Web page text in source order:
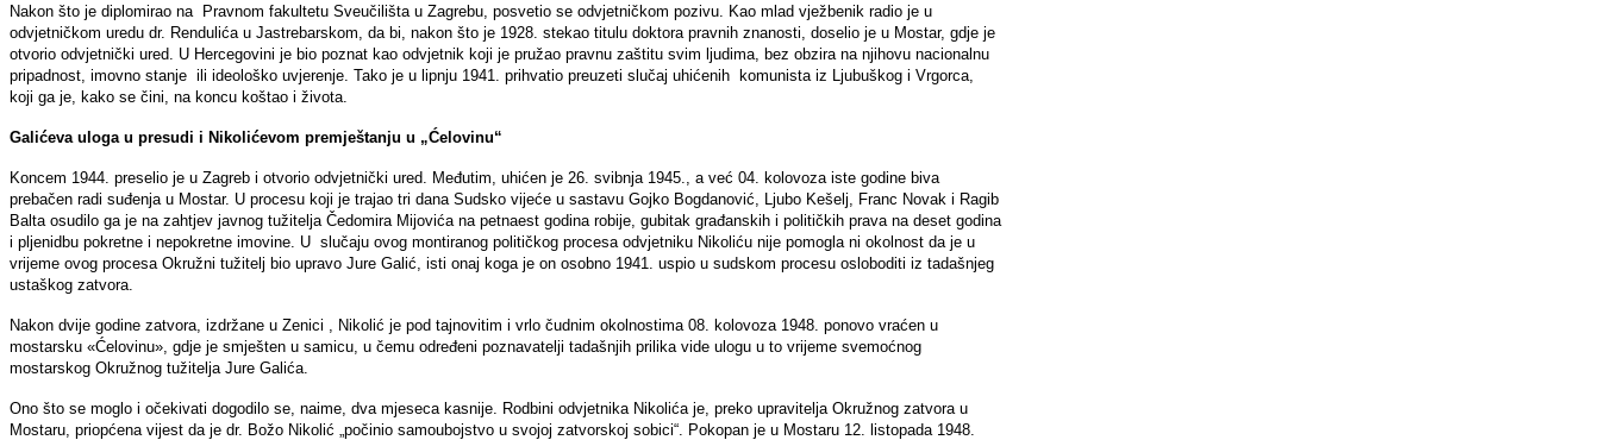
Nakon što je diplomirao na Pravnom fakultetu Sveučilišta u Zagrebu, posvetio se odvjetničkom pozivu. Kao mlad vježbenik radio je u
odvjetničkom uredu dr. Rendulića u Jastrebarskom, da bi, nakon što je 1928. stekao titulu doktora pravnih znanosti, doselio je u Mostar, gdje je
otvorio odvjetnički ured. U Hercegovini je bio poznat kao odvjetnik koji je pružao pravnu zaštitu svim ljudima, bez obzira na njihovu nacionalnu
pripadnost, imovno stanje ili ideološko uvjerenje. Tako je u lipnju 1941. prihvatio preuzeti slučaj uhićenih komunista iz Ljubuškog i Vrgorca,
koji ga je, kako se čini, na koncu koštao i života.
Galićeva uloga u presudi i Nikolićevom premještanju u „Ćelovinu“
Koncem 1944. preselio je u Zagreb i otvorio odvjetnički ured. Međutim, uhićen je 26. svibnja 1945., a već 04. kolovoza iste godine biva
prebačen radi suđenja u Mostar. U procesu koji je trajao tri dana Sudsko vijeće u sastavu Gojko Bogdanović, Ljubo Kešelj, Franc Novak i Ragib
Balta osudilo ga je na zahtjev javnog tužitelja Čedomira Mijovića na petnaest godina robije, gubitak građanskih i političkih prava na deset godina
i pljenidbu pokretne i nepokretne imovine. U slučaju ovog montiranog političkog procesa odvjetniku Nikoliću nije pomogla ni okolnost da je u
vrijeme ovog procesa Okružni tužitelj bio upravo Jure Galić, isti onaj koga je on osobno 1941. uspio u sudskom procesu osloboditi iz tadašnjeg
ustaškog zatvora.
Nakon dvije godine zatvora, izdržane u Zenici , Nikolić je pod tajnovitim i vrlo čudnim okolnostima 08. kolovoza 1948. ponovo vraćen u
mostarsku «Ćelovinu», gdje je smješten u samicu, u čemu određeni poznavatelji tadašnjih prilika vide ulogu u to vrijeme svemoćnog
mostarskog Okružnog tužitelja Jure Galića.
Ono što se moglo i očekivati dogodilo se, naime, dva mjeseca kasnije. Rodbini odvjetnika Nikolića je, preko upravitelja Okružnog zatvora u
Mostaru, priopćena vijest da je dr. Božo Nikolić „počinio samoubojstvo u svojoj zatvorskoj sobici“. Pokopan je u Mostaru 12. listopada 1948.